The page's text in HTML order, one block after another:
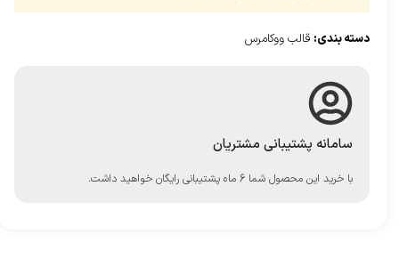
دسته بندی: قالب ووکامرس
سامانه پشتیبانی مشتریان
با خرید این محصول شما 6 ماه پشتیبانی رایگان خواهید داشت.